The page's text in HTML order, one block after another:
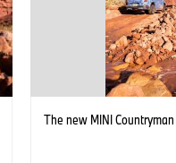
The new MINI